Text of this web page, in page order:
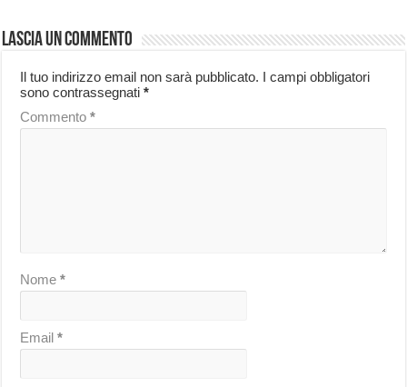
Lascia un commento
Il tuo indirizzo email non sarà pubblicato. I campi obbligatori
sono contrassegnati*
Commento*
Nome*
Email*